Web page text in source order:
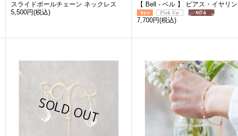
スライドボールチェーン ネックレス
5,500円(税込)
【 Bell - ベル 】 ピアス・イヤリ
7,700円(税込)